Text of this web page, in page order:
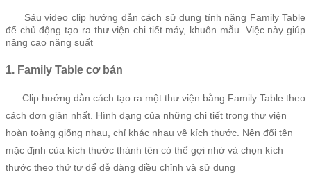
Sáu video clip hướng dẫn cách sử dụng tính năng Family Table
để chủ động tạo ra thư viện chi tiết máy, khuôn mẫu. Việc này giúp
nâng cao năng suất
1. Family Table cơ bản
Clip hướng dẫn cách tạo ra một thư viện bằng Family Table theo
cách đơn giản nhất. Hình dạng của những chi tiết trong thư viện
hoàn toàng giống nhau, chỉ khác nhau về kích thước. Nên đổi tên
mặc định của kích thước thành tên có thể gợi nhớ và chọn kích
thước theo thứ tự để dễ dàng điều chỉnh và sử dụng